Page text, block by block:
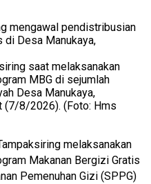
saat melaksanakan
MBG di sejumlah
Desa Manukaya,
(7/8/2026). (Foto: Hms
melaksanakan
Makanan Bergizi Gratis
Pemenuhan Gizi (SPPG)